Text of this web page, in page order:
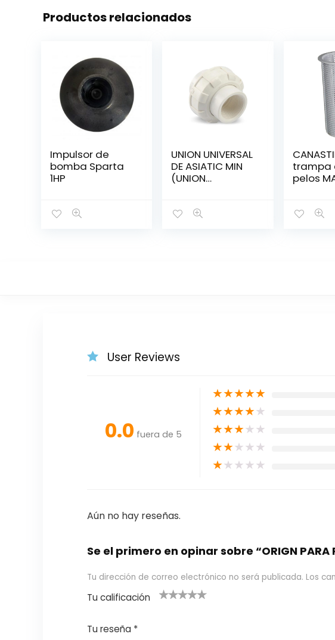
Productos relacionados
Impulsor de
bomba Sparta
1HP
UNION UNIVERSAL
DE ASIATIC MIN
(UNION
O’RING)
trampa
User Reviews
0.0 fuera de 5
★★★★★
★★★★★
★★★★★
★★★★★
★★★★★
Aún no hay reseñas.
Se el primero en opinar sobre “ORIGN PARA
Tu dirección de correo electrónico no será publicada. Los
Tu calificación
Tu reseña *